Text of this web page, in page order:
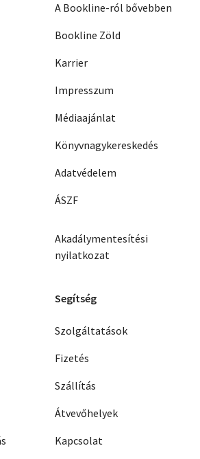
A Bookline-ról bővebben
Bookline Zöld
Karrier
Impresszum
Médiaajánlat
Könyvnagykereskedés
Adatvédelem
ÁSZF
Akadálymentesítési
nyilatkozat
Segítség
Szolgáltatások
Fizetés
Szállítás
Átvevőhelyek
Kapcsolat